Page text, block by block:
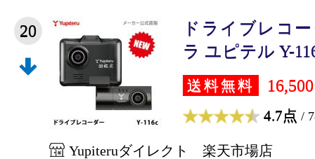
20
ドライブレコ
ラ ユピテル Y-
送料無料
4.7点 /
Yupiteruダイレクト 楽天市場店